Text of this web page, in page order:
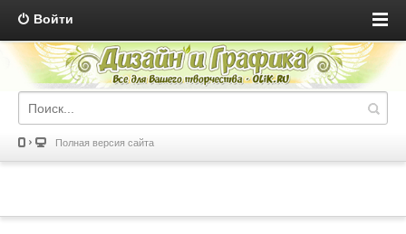
Войти
Полная версия сайта